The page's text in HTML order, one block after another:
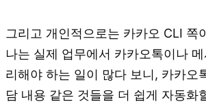
그리고 개인적으로는 카카오 CLI 쪽
나는 실제 업무에서 카카오톡이나
리해야 하는 일이 많다 보니, 카카오
담 내용 같은 것들을 더 쉽게 자동화